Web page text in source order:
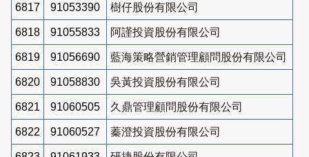
6817 91053390 樹仔股份有限公司
6818 91055833 阿謹投資股份有限公司
6819 91056690 藍海策略營銷管理顧問股份有限公司
6820 91058830 吳黃投資股份有限公司
6821 91060505 久鼎管理顧問股份有限公司
6822 91060527 蓁澄投資股份有限公司